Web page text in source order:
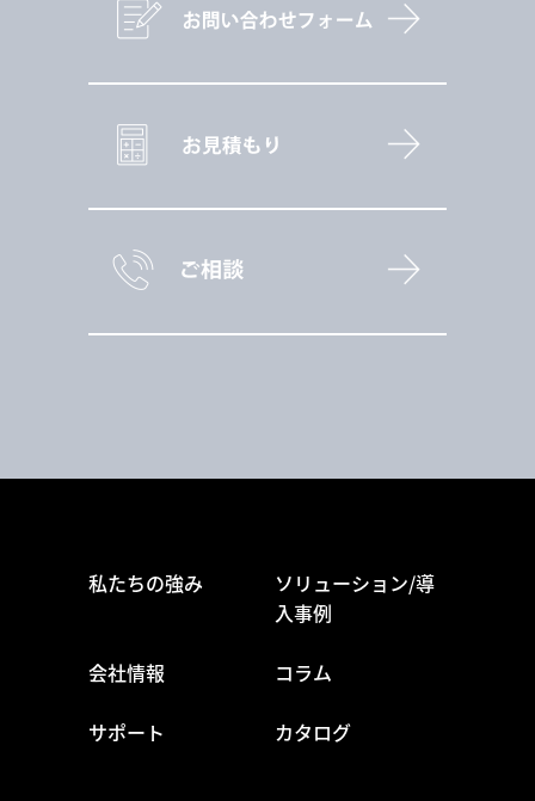
私たちの強み
ソリューション/導
入事例
会社情報 コラム
サポート カタログ